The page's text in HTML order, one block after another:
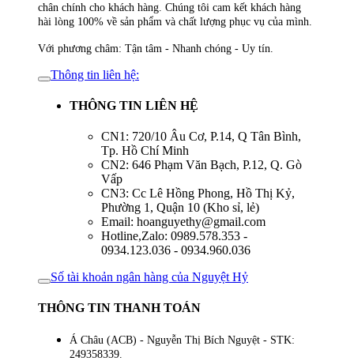
chân chính cho khách hàng. Chúng tôi cam kết khách hàng
hài lòng 100% về sản phẩm và chất lượng phục vụ của mình.
Với phương châm: Tận tâm - Nhanh chóng - Uy tín.
Thông tin liên hệ:
THÔNG TIN LIÊN HỆ
CN1: 720/10 Âu Cơ, P.14, Q Tân Bình,
Tp. Hồ Chí Minh
CN2: 646 Phạm Văn Bạch, P.12, Q. Gò
Vấp
CN3: Cc Lê Hồng Phong, Hồ Thị Kỷ,
Phường 1, Quận 10 (Kho sỉ, lẻ)
Email: hoanguyethy@gmail.com
Hotline,Zalo: 0989.578.353 -
0934.123.036 - 0934.960.036
Số tài khoản ngân hàng của Nguyệt Hỷ
THÔNG TIN THANH TOÁN
Á Châu (ACB) - Nguyễn Thị Bích Nguyệt - STK:
249358339.